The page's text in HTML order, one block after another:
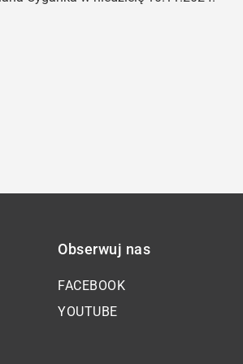
oraz
Obserwuj nas
FACEBOOK
YOUTUBE